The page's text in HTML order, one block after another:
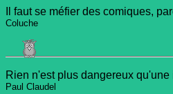
Il faut se méfier des comiques,
Coluche
Rien n'est plus dangereux
Paul Claudel